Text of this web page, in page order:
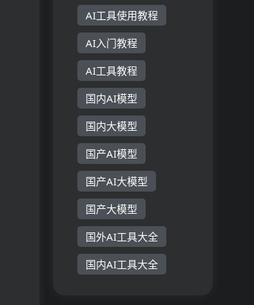
AI工具使用教程
AI入门教程
AI工具教程
国内AI模型
国内大模型
国产AI模型
国产AI大模型
国产大模型
国外AI工具大全
国内AI工具大全